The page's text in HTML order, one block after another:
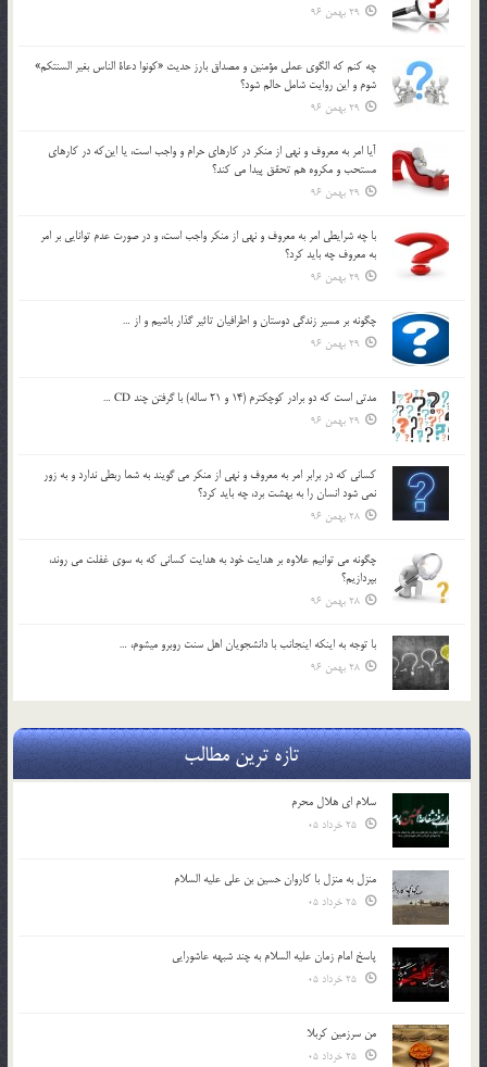
29 بهمن 96
چه كنم كه الگوي عملي مؤمنين و مصداق بارز حديث «كونوا دعاة الناس بغير السنتكم»
شوم و اين روايت شامل حالم شود؟
29 بهمن 96
آيا امر به معروف و نهي از منكر در كارهاي حرام و واجب است، يا اين‌كه در كارهاي
مستحب و مكروه هم تحقق پيدا مي كند؟
29 بهمن 96
با چه شرايطي امر به معروف و نهي از منکر واجب است، و در صورت عدم توانايي بر امر
به معروف چه بايد کرد؟
29 بهمن 96
چگونه بر مسير زندگي دوستان و اطرافيان تاثير گذار باشيم و از …
29 بهمن 96
مدتي است كه دو برادر كوچكترم (14 و 21 ساله) با گرفتن چند CD …
29 بهمن 96
كساني كه در برابر امر به معروف و نهي از منكر مي گويند به شما ربطي ندارد و به زور
نمي شود انسان را به بهشت برد، چه بايد كرد؟
28 بهمن 96
چگونه مي توانيم علاوه بر هدايت خود به هدايت كساني كه به سوي غفلت مي روند،
بپردازيم؟
28 بهمن 96
با توجه به اينكه اينجانب با دانشجويان اهل سنت روبرو مي‎شوم، …
28 بهمن 96
تازه ترین مطالب
سلام ای هلال محرم
منزل به منزل با کاروان حسین بن علی علیه السلام
پاسخ امام زمان علیه السلام به چند شبهه عاشورایی
من سرزمین کربلا